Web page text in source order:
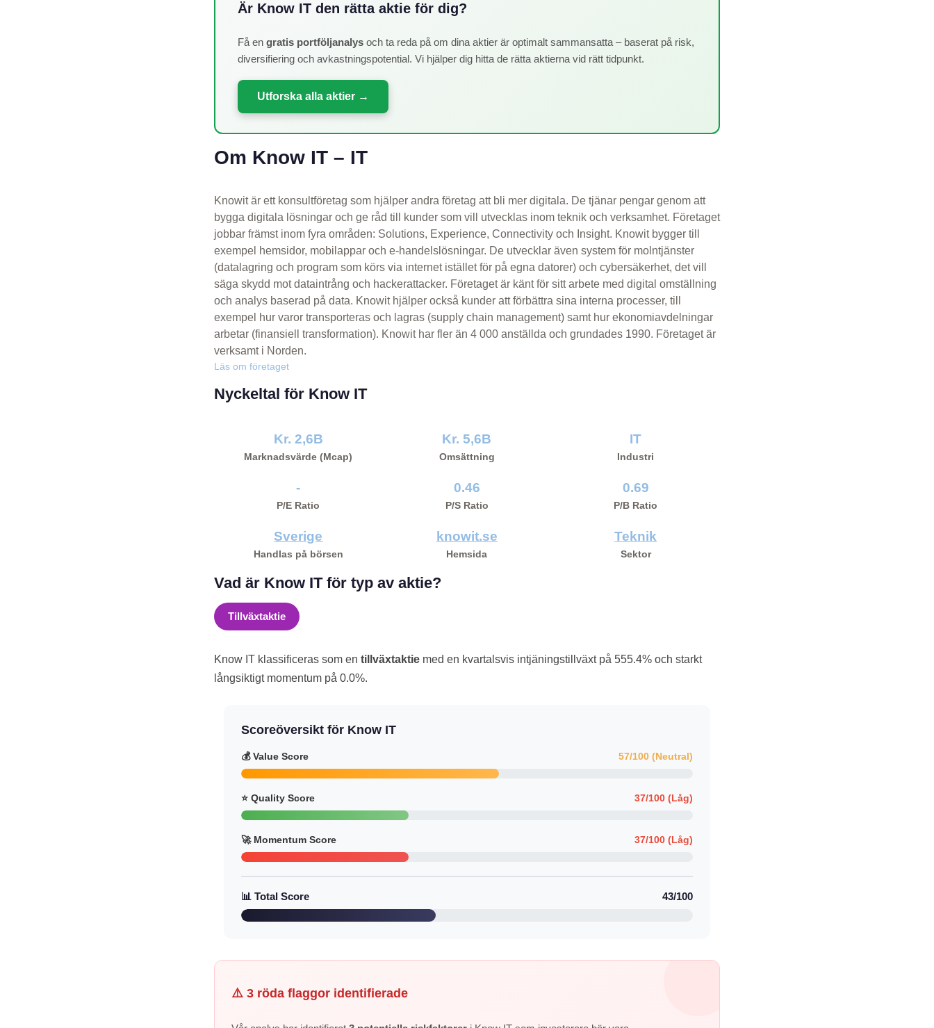
Är Know IT den rätta aktie för dig?
Få en gratis portföljanalys och ta reda på om dina aktier är optimalt sammansatta – baserat på risk,
diversifiering och avkastningspotential. Vi hjälper dig hitta de rätta aktierna vid rätt tidpunkt.
Utforska alla aktier →
Om Know IT – IT
Knowit är ett konsultföretag som hjälper andra företag att bli mer digitala. De tjänar pengar genom att
bygga digitala lösningar och ge råd till kunder som vill utvecklas inom teknik och verksamhet. Företaget
jobbar främst inom fyra områden: Solutions, Experience, Connectivity och Insight. Knowit bygger till
exempel hemsidor, mobilappar och e-handelslösningar. De utvecklar även system för molntjänster
(datalagring och program som körs via internet istället för på egna datorer) och cybersäkerhet, det vill
säga skydd mot dataintrång och hackerattacker. Företaget är känt för sitt arbete med digital omställning
och analys baserad på data. Knowit hjälper också kunder att förbättra sina interna processer, till
exempel hur varor transporteras och lagras (supply chain management) samt hur ekonomiavdelningar
arbetar (finansiell transformation). Knowit har fler än 4 000 anställda och grundades 1990. Företaget är
verksamt i Norden.
Läs om företaget
Nyckeltal för Know IT
Kr. 2,6B
Marknadsvärde (Mcap)
Kr. 5,6B
Omsättning
IT
Industri
-
P/E Ratio
0.46
P/S Ratio
0.69
P/B Ratio
Sverige
Handlas på börsen
knowit.se
Hemsida
Teknik
Sektor
Vad är Know IT för typ av aktie?
Tillväxtaktie
Know IT klassificeras som en tillväxtaktie med en kvartalsvis intjäningstillväxt på 555.4% och starkt
långsiktigt momentum på 0.0%.
Scoreöversikt för Know IT
💰 Value Score 57/100 (Neutral)
⭐ Quality Score 37/100 (Låg)
🚀 Momentum Score 37/100 (Låg)
📊 Total Score 43/100
⚠️ 3 röda flaggor identifierade